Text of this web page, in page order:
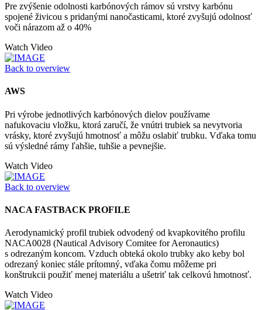
Pre zvýšenie odolnosti karbónových rámov sú vrstvy karbónu
spojené živicou s pridanými nanočasticami, ktoré zvyšujú odolnosť
voči nárazom až o 40%
Watch Video
Back to overview
AWS
Pri výrobe jednotlivých karbónových dielov používame
nafukovaciu vložku, ktorá zaručí, že vnútri trubiek sa nevytvoria
vrásky, ktoré zvyšujú hmotnosť a môžu oslabiť trubku. Vďaka tomu
sú výsledné rámy ľahšie, tuhšie a pevnejšie.
Watch Video
Back to overview
NACA FASTBACK PROFILE
Aerodynamický profil trubiek odvodený od kvapkovitého profilu
NACA0028 (Nautical Advisory Comitee for Aeronautics)
s odrezaným koncom. Vzduch obteká okolo trubky ako keby bol
odrezaný koniec stále prítomný, vďaka čomu môžeme pri
konštrukcii použiť menej materiálu a ušetriť tak celkovú hmotnosť.
Watch Video